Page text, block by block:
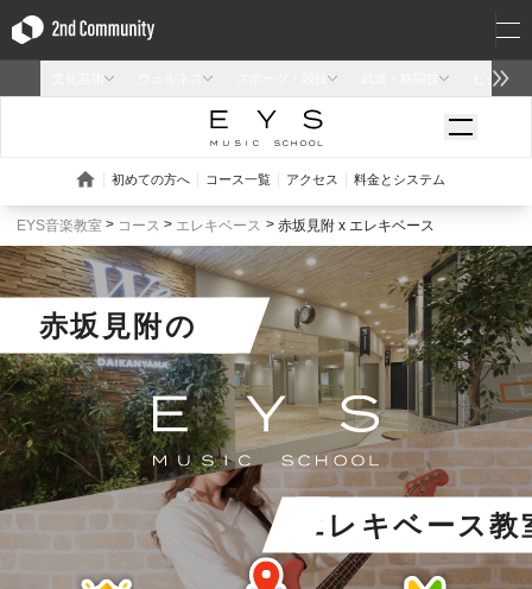
EYS音楽教室 コース エレキベース 赤坂見附 x エレキベース
赤坂見附の
エレキベース教